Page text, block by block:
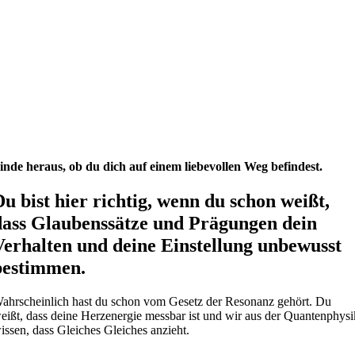
heraus, ob du dich auf einem liebevollen Weg befindest.
bist hier richtig, wenn du schon weißt,
Glaubenssätze und Prägungen dein
und deine Einstellung unbewusst
hast du schon vom Gesetz der Resonanz gehört. Du
dass deine Herzenergie messbar ist und wir aus der
dass Gleiches Gleiches anzieht.